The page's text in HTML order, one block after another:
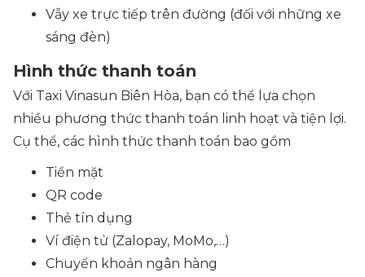
Vẫy xe trực tiếp trên đường (đối với những xe
sáng đèn)
Hình thức thanh toán
Với Taxi Vinasun Biên Hòa, bạn có thể lựa chọn
nhiều phương thức thanh toán linh hoạt và tiện lợi.
Cụ thể, các hình thức thanh toán bao gồm
Tiền mặt
QR code
Thẻ tín dụng
Ví điện tử (Zalopay, MoMo,…)
Chuyển khoản ngân hàng